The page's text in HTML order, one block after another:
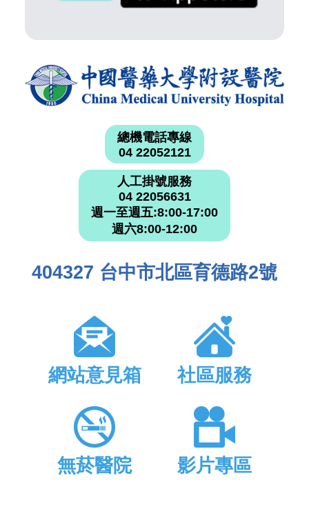
總機電話專線
04 22052121
人工掛號服務
04 22056631
週一至週五:8:00-17:00
週六8:00-12:00
404327 台中市北區育德路2號
網站意見箱 社區服務
無菸醫院 影片專區